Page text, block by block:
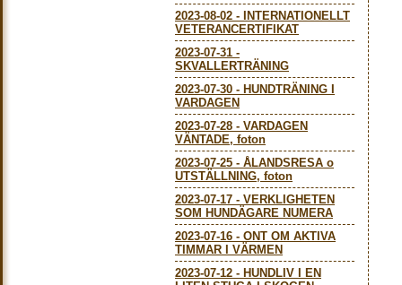
2023-08-02 -
INTERNATIONELLT
VETERANCERTIFIKAT
2023-07-31 -
SKVALLERTRÄNING
2023-07-30 - HUNDTRÄNING I
VARDAGEN
2023-07-28 - VARDAGEN
VÄNTADE, foton
2023-07-25 - ÅLANDSRESA o
UTSTÄLLNING, foton
2023-07-17 - VERKLIGHETEN
SOM HUNDÄGARE NUMERA
2023-07-16 - ONT OM AKTIVA
TIMMAR I VÄRMEN
2023-07-12 - HUNDLIV I EN